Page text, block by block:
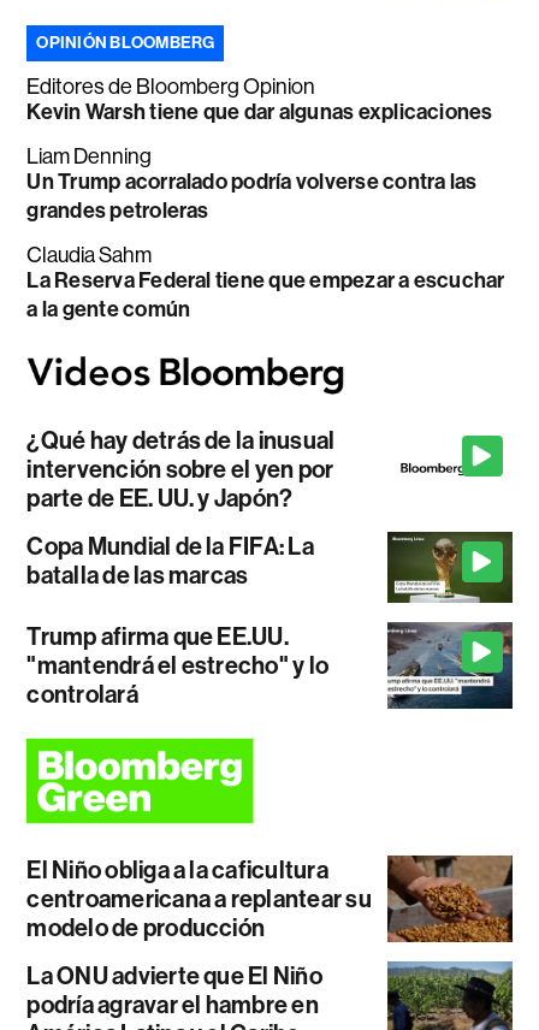
OPINIÓN BLOOMBERG
Editores de Bloomberg Opinion
Kevin Warsh tiene que dar algunas explicaciones
Liam Denning
Un Trump acorralado podría volverse contra las
grandes petroleras
Claudia Sahm
La Reserva Federal tiene que empezar a escuchar
a la gente común
¿Qué hay detrás de la inusual
intervención sobre el yen por
parte de EE. UU. y Japón?
Copa Mundial de la FIFA: La
batalla de las marcas
Trump afirma que EE.UU.
"mantendrá el estrecho" y lo
controlará
El Niño obliga a la caficultura
centroamericana a replantear su
modelo de producción
La ONU advierte que El Niño
podría agravar el hambre en